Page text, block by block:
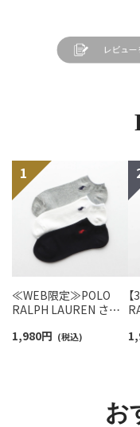
≪WEB限定≫POLO
RALPH LAUREN さら
スニーカー丈ソックス
1,980円 (税込)
お